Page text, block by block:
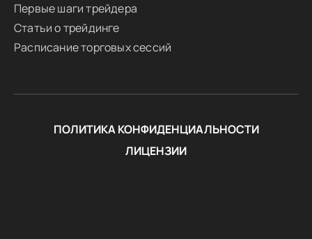
Первые шаги трейдера
Статьи о трейдинге
Расписание торговых сессий
ПОЛИТИКА КОНФИДЕНЦИАЛЬНОСТИ
ЛИЦЕНЗИИ